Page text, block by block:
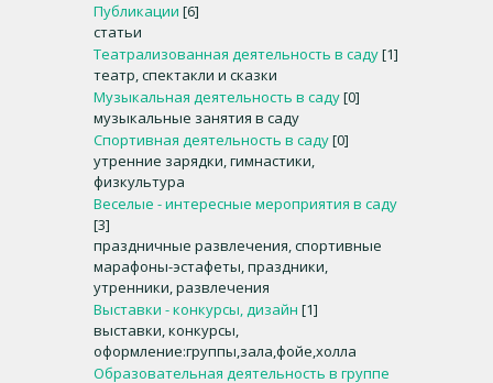
Публикации [6]
статьи
Театрализованная деятельность в саду[1]
театр, спектакли и сказки
Музыкальная деятельность в саду[0]
музыкальные занятия в саду
Спортивная деятельность в саду[0]
утренние зарядки, гимнастики,
физкультура
Веселые - интересные мероприятия в саду
[3]
праздничные развлечения, спортивные
марафоны-эстафеты, праздники,
утренники, развлечения
Выставки - конкурсы, дизайн [1]
выставки, конкурсы,
оформление:группы,зала,фойе,холла
Образовательная деятельность в группе